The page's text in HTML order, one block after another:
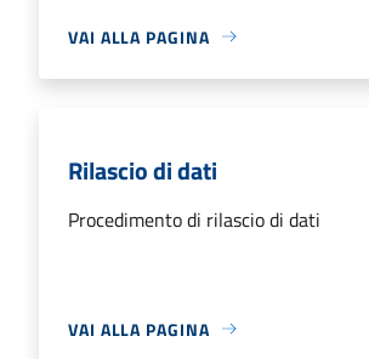
VAI ALLA PAGINA
Rilascio di dati
Procedimento di rilascio di dati
VAI ALLA PAGINA